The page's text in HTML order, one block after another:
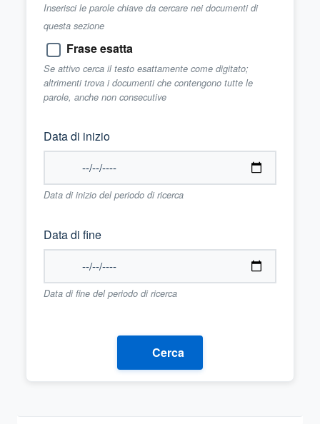
Inserisci le parole chiave da cercare nei documenti di
questa sezione
Frase esatta
Se attivo cerca il testo esattamente come digitato;
altrimenti trova i documenti che contengono tutte le
parole, anche non consecutive
Data di inizio
Data di inizio del periodo di ricerca
Data di fine
Data di fine del periodo di ricerca
Cerca